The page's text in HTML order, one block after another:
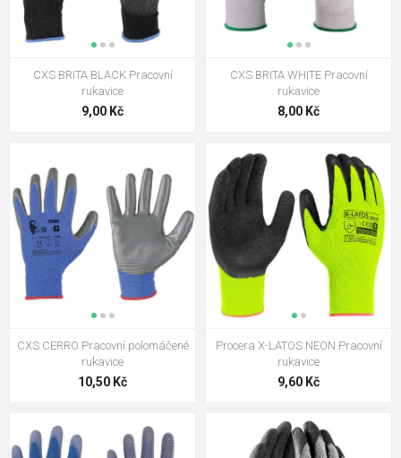
CXS BRITA BLACK Pracovní
rukavice
9,00 Kč
CXS BRITA WHITE Pracovní
rukavice
8,00 Kč
CXS CERRO Pracovní polomáčené
rukavice
10,50 Kč
Procera X-LATOS NEON Pracovní
rukavice
9,60 Kč